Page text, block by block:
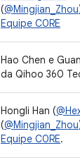
(@Mingjian_Zhou
Equipe C0RE
Hao Chen e
da Qihoo 360
Hongli Han (
(@Mingjian_Zhou
Equipe C0RE.